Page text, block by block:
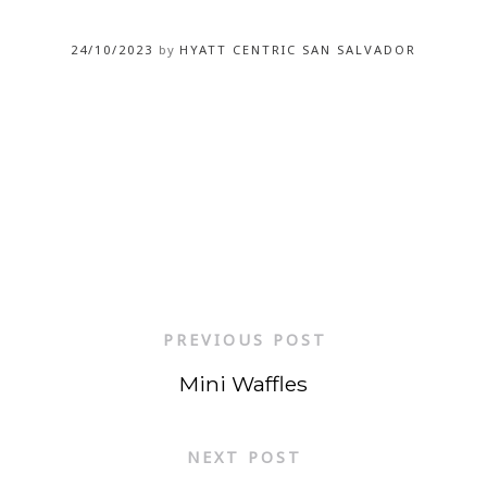
24/10/2023 by HYATT CENTRIC SAN SALVADOR
PREVIOUS POST
Mini Waffles
NEXT POST